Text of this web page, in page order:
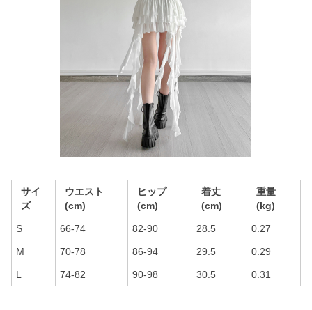
サイ
ズ
ウエスト
(cm)
ヒップ
(cm)
着丈
(cm)
重量
(kg)
S 66-74 82-90 28.5 0.27
M 70-78 86-94 29.5 0.29
L 74-82 90-98 30.5 0.31